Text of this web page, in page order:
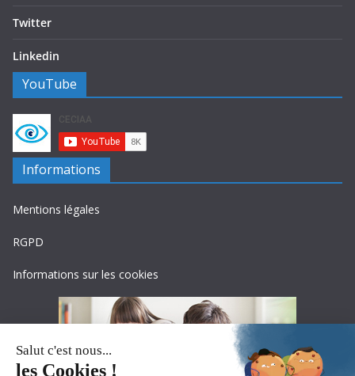
Twitter
Linkedin
YouTube
Informations
Mentions légales
RGPD
Informations sur les cookies